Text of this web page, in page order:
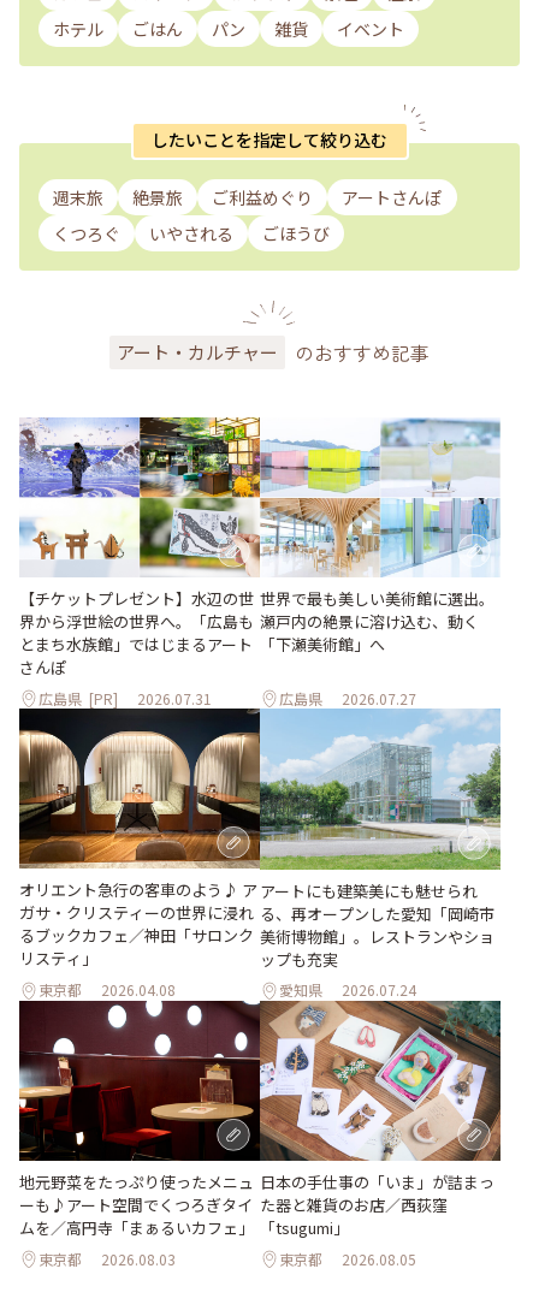
ホテル
ごはん パン 雑貨 イベント
したいことを指定して絞り込む
週末旅 絶景旅 ご利益めぐり
アートさんぽ
くつろぐ
いやされる ごほうび
アート・カルチャー のおすすめ記事
【チケットプレゼント】水辺の世
界から浮世絵の世界へ。「広島も
とまち水族館」ではじまるアート
さんぽ
広島県 [PR] 2026.07.31
世界で最も美しい美術館に選出。
瀬戸内の絶景に溶け込む、動く
「下瀬美術館」へ
広島県 2026.07.27
オリエント急行の客車のよう♪ ア
ガサ・クリスティーの世界に浸れ
るブックカフェ／神田「サロンク
リスティ」
東京都 2026.04.08
アートにも建築美にも魅せられ
る、再オープンした愛知「岡崎市
美術博物館」。レストランやショ
ップも充実
愛知県 2026.07.24
地元野菜をたっぷり使ったメニュ
ーも♪アート空間でくつろぎタイ
ムを／高円寺「まぁるいカフェ」
東京都 2026.08.03
日本の手仕事の「いま」が詰まっ
た器と雑貨のお店／西荻窪
「tsugumi」
東京都 2026.08.05